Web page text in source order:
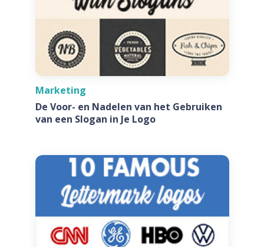
Marketing
De Voor- en Nadelen van het Gebruiken
van een Slogan in Je Logo